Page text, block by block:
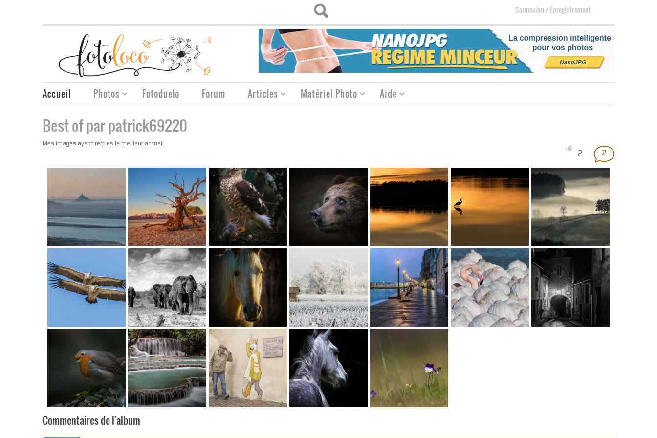
Connexion/Enregistrement
Accueil Photos Fotoduelo Forum Articles Matériel Photo Aide
Best of par patrick69220
Mes images ayant reçues le meilleur accueil.
2
Commentaires de l'album